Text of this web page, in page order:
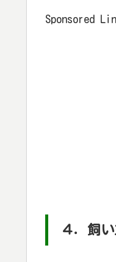
Sponsored
４．飼